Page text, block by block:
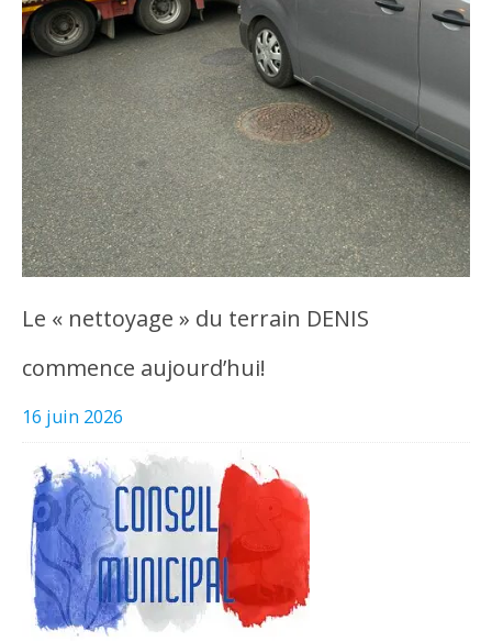
Le « nettoyage » du terrain DENIS
commence aujourd’hui!
16 juin 2026